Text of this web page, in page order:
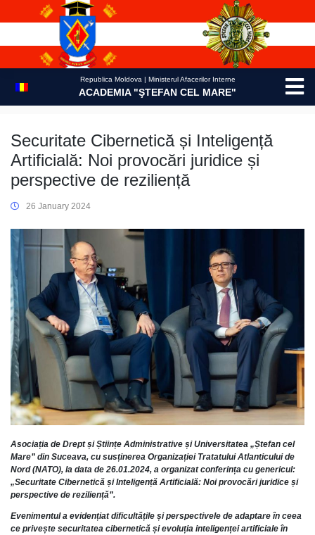
Republica Moldova | Ministerul Afacerilor Interne
ACADEMIA "ŞTEFAN CEL MARE"
Securitate Cibernetică și Inteligență
Artificială: Noi provocări juridice și
perspective de reziliență
26 January 2024
Asociația de Drept și Științe Administrative și Universitatea „Ștefan cel
Mare” din Suceava, cu susținerea Organizației Tratatului Atlanticului de
Nord (NATO), la data de 26.01.2024, a organizat conferința cu genericul:
„Securitate Cibernetică și Inteligență Artificială: Noi provocări juridice și
perspective de reziliență”.
Evenimentul a evidențiat dificultățile și perspectivele de adaptare în ceea
ce privește securitatea cibernetică și evoluția inteligenței artificiale în